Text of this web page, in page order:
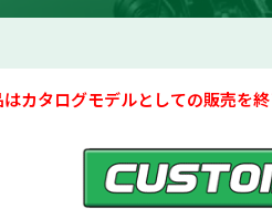
カタログモデルとしての販売を